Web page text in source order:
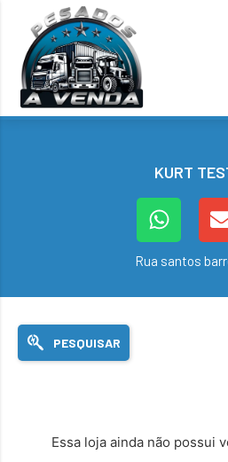
KURT
Rua santos
PESQUISAR
Essa loja ainda não possui